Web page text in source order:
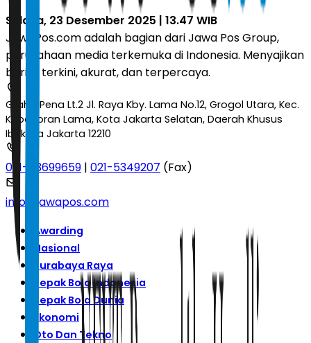
Selasa, 23 Desember 2025 | 13.47 WIB
JawaPos.com adalah bagian dari Jawa Pos Group,
perusahaan media terkemuka di Indonesia. Menyajikan
berita terkini, akurat, dan terpercaya.
Graha Pena Lt.2 Jl. Raya Kby. Lama No.12, Grogol Utara, Kec.
Kebayoran Lama, Kota Jakarta Selatan, Daerah Khusus
Ibukota Jakarta 12210
021-53699659 | 021-5349207 (Fax)
info@jawapos.com
Awarding
Nasional
Surabaya Raya
Sepak Bola Indonesia
Sepak Bola Dunia
Ekonomi
Oto Dan Tekno